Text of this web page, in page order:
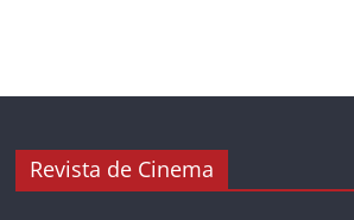
Revista de Cinema